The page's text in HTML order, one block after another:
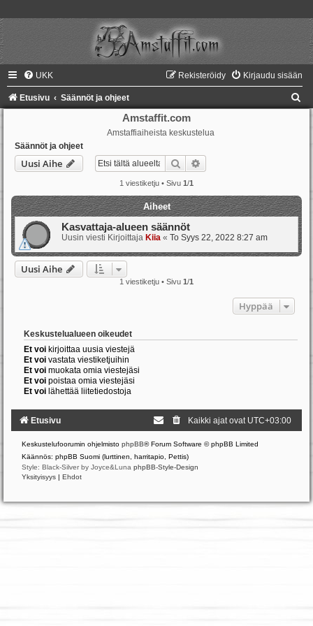
UKK Kirjaudu sisään
Rekisteröidy
Etusivu Säännöt ja ohjeet
Amstaffit.com
Amstaffiaiheista keskustelua
Säännöt ja ohjeet
Uusi Aihe Etsi
1 viestiketju • Sivu 1/1
Aiheet
Kasvattaja-alueen säännöt
Uusin viesti Kirjoittaja Kiia « To Syys 22, 2022 8:27 am
Uusi Aihe
1 viestiketju • Sivu 1/1
Hyppää
Keskustelualueen oikeudet
Et voi kirjoittaa uusia viestejä
Et voi vastata viestiketjuihin
Et voi muokata omia viestejäsi
Et voi poistaa omia viestejäsi
Et voi lähettää liitetiedostoja
Etusivu Kaikki ajat ovat UTC+03:00
Keskustelufoorumin ohjelmisto phpBB® Forum Software © phpBB Limited
Käännös: phpBB Suomi (lurttinen, harritapio, Pettis)
Style: Black-Silver by Joyce&Luna phpBB-Style-Design
Yksityisyys | Ehdot